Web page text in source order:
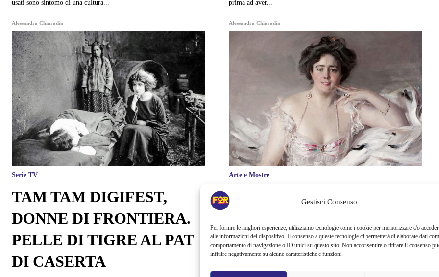
Gestisci Consenso
Per fornire le migliori esperienze, utilizziamo tecnologie come i cookie per memorizzare e/o
alle informazioni del dispositivo. Il consenso a queste tecnologie ci permetterà di elaborare dati
comportamento di navigazione o ID unici su questo sito. Non acconsentire o ritirare il consenso
influire negativamente su alcune caratteristiche e funzioni.
usati sono sintomo di una cultura...
Alessandra Chiaradia
prima ad aver...
Alessandra Chiaradia
Serie TV
TAM TAM DIGIFEST,
DONNE DI FRONTIERA.
PELLE DI TIGRE AL PAT
DI CASERTA
Arte e Mostre
DONNE NELL’ARTE. DA
RIAPRE LA MOSTRA DI
PALAZZO MARTINENGO